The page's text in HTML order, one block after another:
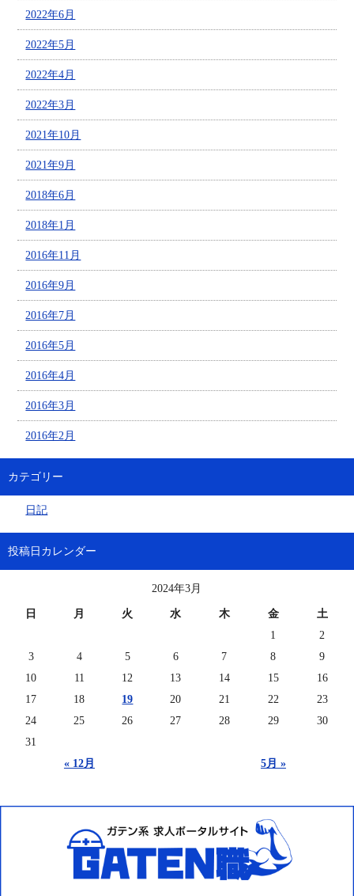
2022年6月
2022年5月
2022年4月
2022年3月
2021年10月
2021年9月
2018年6月
2018年1月
2016年11月
2016年9月
2016年7月
2016年5月
2016年4月
2016年3月
2016年2月
カテゴリー
日記
投稿日カレンダー
2024年3月
日 月 火 水 木 金 土
« 12月 5月 »
1
2
3
4 5 6 7 8
9
10
11 12 13 14 15
16
17
18 19 20 21 22
23
24
25 26 27 28 29
30
31